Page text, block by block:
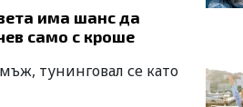
има шанс да
само с кроше
тунинговал се като